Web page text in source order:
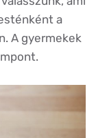
a
A gyermekek